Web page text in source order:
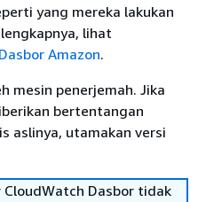
yang mereka lakukan
lihat
Amazon.
mesin penerjemah. Jika
bertentangan
aslinya, utamakan versi
CloudWatch Dasbor tidak